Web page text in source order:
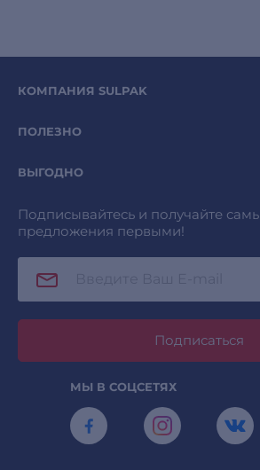
КОМПАНИЯ SULPAK
ПОЛЕЗНО
ВЫГОДНО
Подписывайтесь и получайте
предложения первыми!
Подписаться
МЫ В СОЦСЕТЯХ